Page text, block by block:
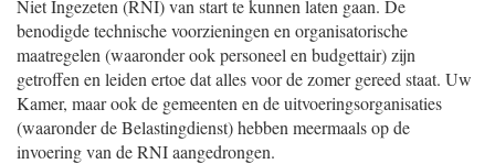
Niet Ingezeten (RNI) van start te kunnen laten gaan. De
benodigde technische voorzieningen en organisatorische
maatregelen (waaronder ook personeel en budgettair) zijn
getroffen en leiden ertoe dat alles voor de zomer gereed staat. Uw
Kamer, maar ook de gemeenten en de uitvoeringsorganisaties
(waaronder de Belastingdienst) hebben meermaals op de
invoering van de RNI aangedrongen.